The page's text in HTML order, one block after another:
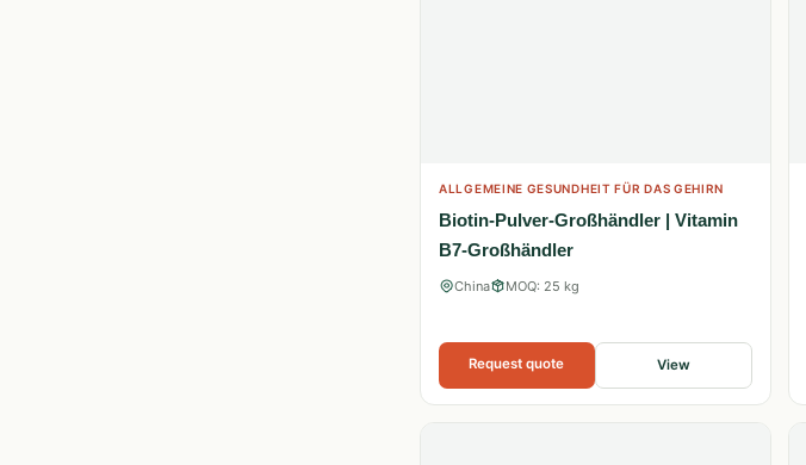
ALLGEMEINE GESUNDHEIT FÜR DAS GEHIRN
Biotin-Pulver-Großhändler | Vitamin
B7-Großhändler
China MOQ: 25 kg
Request quote View